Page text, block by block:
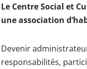
Le Centre Social et
une association
Devenir
responsabilités,